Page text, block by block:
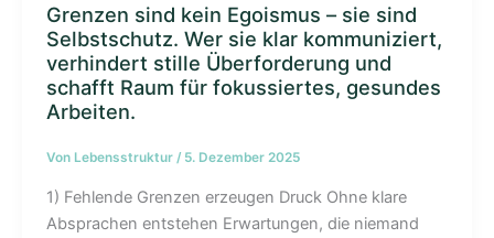
Grenzen sind kein Egoismus – sie sind
Selbstschutz. Wer sie klar kommuniziert,
verhindert stille Überforderung und
schafft Raum für fokussiertes, gesundes
Arbeiten.
Von Lebensstruktur / 5. Dezember 2025
1) Fehlende Grenzen erzeugen Druck Ohne klare
Absprachen entstehen Erwartungen, die niemand